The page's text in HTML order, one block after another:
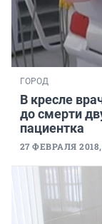
ГОРОД
В кресле
до смерти
пациентка
27 ФЕВРАЛЯ 2018,